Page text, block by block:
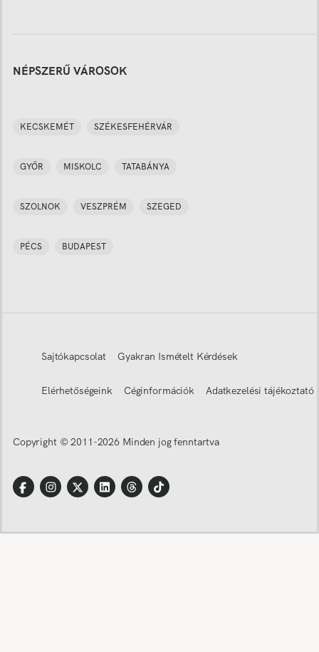
NÉPSZERŰ VÁROSOK
KECSKEMÉT SZÉKESFEHÉRVÁR
GYŐR MISKOLC TATABÁNYA
SZOLNOK VESZPRÉM SZEGED
PÉCS BUDAPEST
Sajtókapcsolat Gyakran Ismételt Kérdések
Elérhetőségeink Céginformációk Adatkezelési tájékoztató
Copyright © 2011-2026 Minden jog fenntartva